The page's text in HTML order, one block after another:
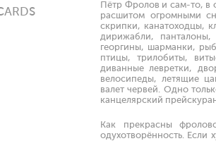
Пётр Фролов и сам-то, в
расшитом огромными
скрипки, канатоходцы,
дирижабли, панталоны,
георгины, шарманки,
птицы, трилобиты,
диванные левретки,
велосипеды, летящие
валет червей. Одно
канцелярский
Как прекрасны
одухотворённость. Если